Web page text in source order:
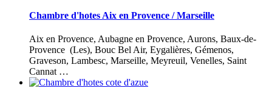
Chambre d'hotes Aix en Provence / Marseille
Aix en Provence, Aubagne en Provence, Aurons, Baux-de-
Provence (Les), Bouc Bel Air, Eygalières, Gémenos,
Graveson, Lambesc, Marseille, Meyreuil, Venelles, Saint
Cannat …